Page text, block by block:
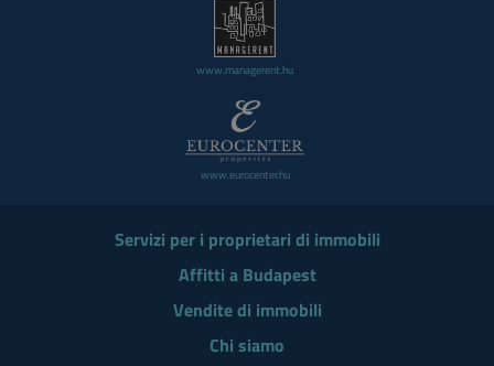
www.managerent.hu
www.eurocenter.hu
Servizi per i proprietari di immobili
Affitti a Budapest
Vendite di immobili
Chi siamo